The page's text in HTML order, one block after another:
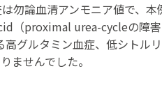
勿論血清アンモニア値で、
（proximal urea-cycleの障
グルタミン血症、低シトル
ませんでした。